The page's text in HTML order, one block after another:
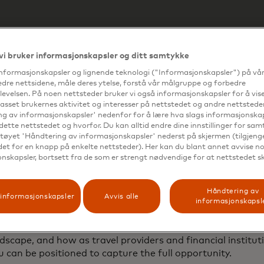
is expected to experience strong growth coming
a re-evaluation of the B2B payment processes that
travel corridors open globally, there is now a greater
payment partnerships which enable the sector’s
and suppliers to interact.
white paper, “Embracing a virtual future for B2B travel
and technologies powering the post-pandemic B2B
and how as travel providers and financial
can be positioned to capture the full opportunity.
bruker informasjonskapsler og ditt samtykke
og lignende teknologi ("Informasjonskapsler") på
nettsidene, måle deres ytelse, forstå vår målgruppe og forbedre
På noen nettsteder bruker vi også informasjonskapsler for å
brukernes aktivitet og interesser på nettstedet og andre
av informasjonskapsler' nedenfor for å lære hva slags
nettstedet og hvorfor. Du kan alltid endre dine innstillinger for
'Håndtering av informasjonskapsler' nederst på skjermen
for en knapp på enkelte nettsteder). Her kan du blant annet avvise
bortsett fra de som er strengt nødvendige for at nettstedet
Avvis alle
Håndtering av